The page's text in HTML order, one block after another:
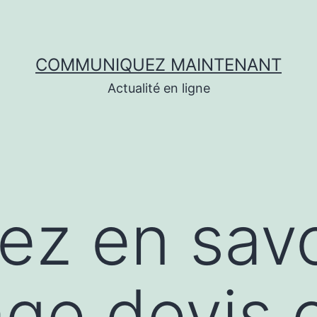
COMMUNIQUEZ MAINTENANT
Actualité en ligne
en